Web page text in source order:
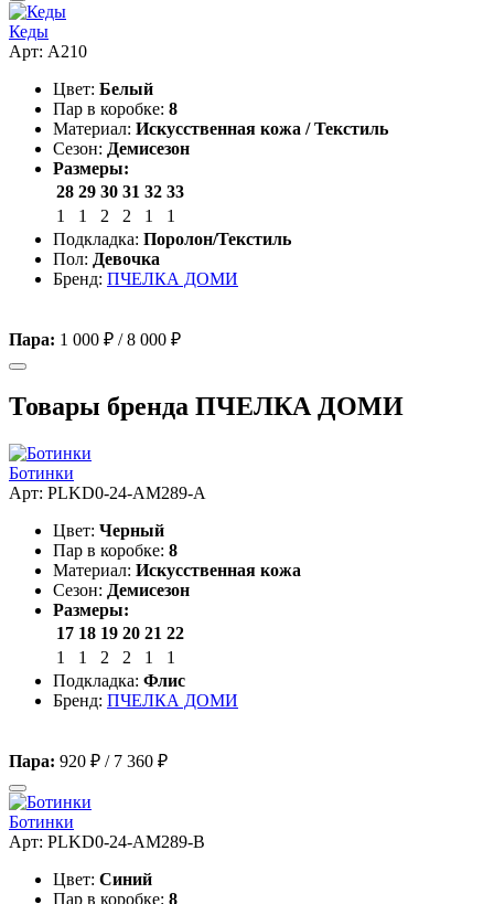
Кеды
Арт: A210
Цвет: Белый
Пар в коробке: 8
Материал: Искусственная кожа / Текстиль
Сезон: Демисезон
Размеры:
28 29 30 31 32 33
1
1 2 2 1
1
Подкладка: Поролон/Текстиль
Пол: Девочка
Бренд: ПЧЕЛКА ДОМИ
Пара: 1 000 ₽ /8 000 ₽
Товары бренда ПЧЕЛКА ДОМИ
Ботинки
Арт: PLKD0-24-AM289-A
Цвет: Черный
Пар в коробке: 8
Материал: Искусственная кожа
Сезон: Демисезон
Размеры:
17 18 19 20 21 22
1
1 2 2 1
1
Подкладка: Флис
Бренд: ПЧЕЛКА ДОМИ
Пара: 920 ₽ / 7 360 ₽
Ботинки
Арт: PLKD0-24-AM289-B
Цвет: Синий
Пар в коробке: 8